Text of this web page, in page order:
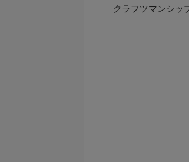
クラフツマンシ